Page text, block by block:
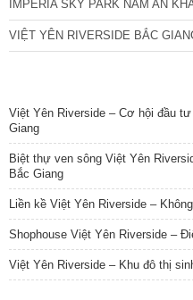
IMPERIA SKY PARK NAM AN
VIỆT YÊN RIVERSIDE BẮC
Việt Yên Riverside – Cơ hội đầu
Giang
Biệt thự ven sông Việt Yên
Bắc Giang
Liền kề Việt Yên Riverside –
Shophouse Việt Yên Riverside –
Việt Yên Riverside – Khu đô thị